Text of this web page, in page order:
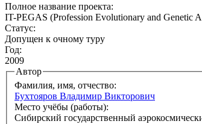
Полное название проекта:
IT-PEGAS (Profession Evolutionary and Genetic
Статус:
Допущен к очному туру
Год:
2009
Автор
Фамилия, имя, отчество:
Бухтояров Владимир Викторович
Место учёбы (работы):
Сибирский государственный